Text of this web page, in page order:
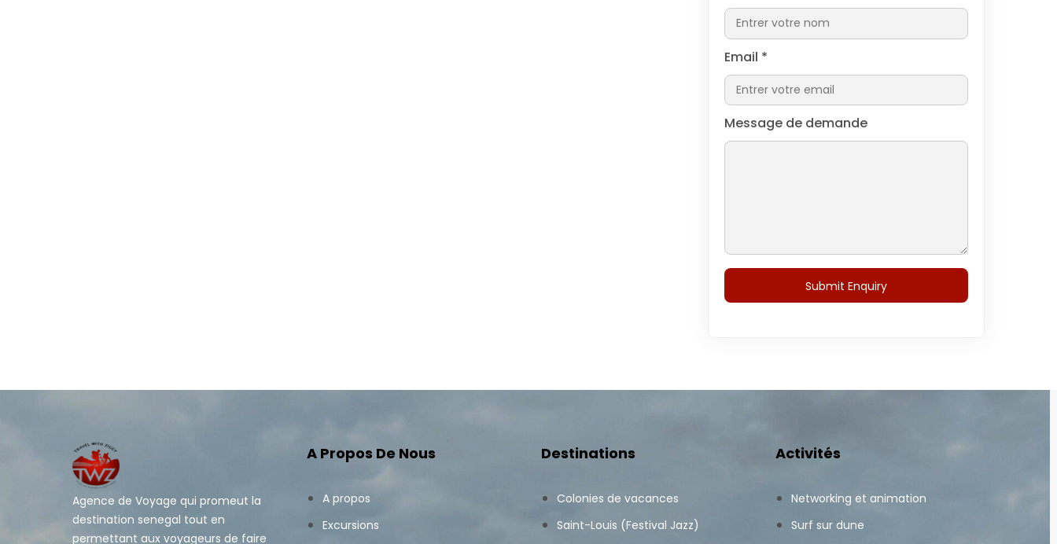
Email *
Message de demande
Agence de Voyage qui promeut la
destination senegal tout en
permettant aux voyageurs de faire
A Propos De Nous
A propos
Excursions
Destinations
Colonies de vacances
Saint-Louis (Festival Jazz)
Activités
Networking et animation
Surf sur dune